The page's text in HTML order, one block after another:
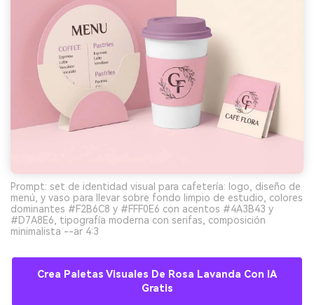
Prompt: set de identidad visual para cafetería: logo, diseño de
menú, y vaso para llevar sobre fondo limpio de estudio, colores
dominantes #F2B6C8 y #FFF0E6 con acentos #4A3B43 y
#D7A8E6, tipografía moderna con serifas, composición
minimalista --ar 4:3
Crea Paletas Visuales De Rosa Lavanda Con IA
Gratis